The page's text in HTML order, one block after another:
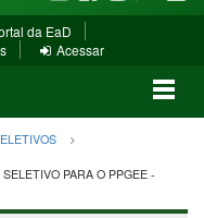
(abre
em
(abre(abre
janela)
(abre
janela)
da EaD
em
Acessar
PARA O PPGEE -